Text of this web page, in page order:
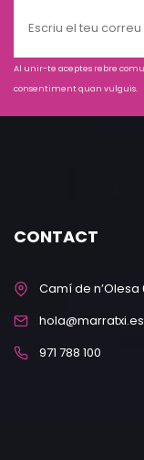
Al unir-te aceptes rebre
consentiment quan vulguis.
CONTACT
Camí de
hola@marratxi.es
971 788 100